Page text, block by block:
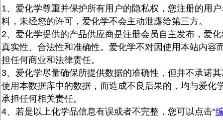
1、爱化学尊重并保护所有用户的隐私权，您注册的用
料，未经您的许可，爱化学不会主动泄露给第三方。
2、爱化学提供的产品供应商是注册会员自主发布，爱
真实性、合法性和准确性。爱化学不对因使用本站内容
担任何商业和法律责任。
3、爱化学尽量确保所提供数据的准确性，但并不承诺
使用本数据库中的数据，而造成不良后果的，均与爱化
承担任何相关责任。
4、若是以上化学品信息有误或者不完整，您可以点击“